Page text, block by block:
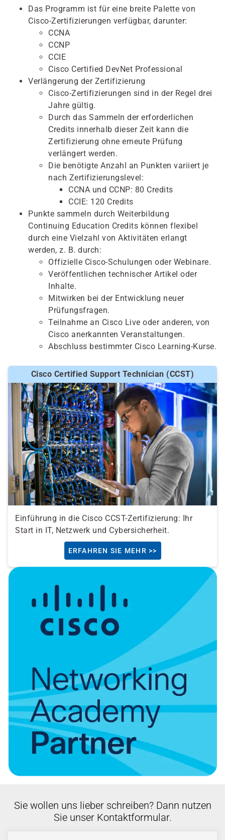
Das Programm ist für eine breite Palette von
Cisco-Zertifizierungen verfügbar, darunter:
CCNA
CCNP
CCIE
Cisco Certified DevNet Professional
Verlängerung der Zertifizierung
Cisco-Zertifizierungen sind in der Regel drei
Jahre gültig.
Durch das Sammeln der erforderlichen
Credits innerhalb dieser Zeit kann die
Zertifizierung ohne erneute Prüfung
verlängert werden.
Die benötigte Anzahl an Punkten variiert je
nach Zertifizierungslevel:
CCNA und CCNP: 80 Credits
CCIE: 120 Credits
Punkte sammeln durch Weiterbildung
Continuing Education Credits können flexibel
durch eine Vielzahl von Aktivitäten erlangt
werden, z. B. durch:
Offizielle Cisco-Schulungen oder Webinare.
Veröffentlichen technischer Artikel oder
Inhalte.
Mitwirken bei der Entwicklung neuer
Prüfungsfragen.
Teilnahme an Cisco Live oder anderen, von
Cisco anerkannten Veranstaltungen.
Abschluss bestimmter Cisco Learning-Kurse.
Cisco Certified Support Technician (CCST)
Einführung in die Cisco CCST-Zertifizierung: Ihr
Start in IT, Netzwerk und Cybersicherheit.
ERFAHREN SIE MEHR >>
Sie wollen uns lieber schreiben? Dann nutzen
Sie unser Kontaktformular.